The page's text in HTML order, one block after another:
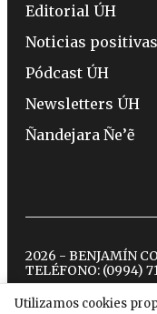
Utilizamos cookies
Editorial ÚH
Noticias positivas
Pódcast ÚH
Newsletters ÚH
Ñandejara Ñe’ẽ
2026 - BENJAMÍN
TELÉFONO: (0994)